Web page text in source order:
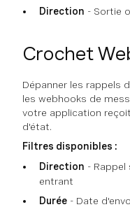
Direction - Sortie
Crochet
Dépanner les rappels
les webhooks de
votre application
d'état.
Filtres disponibles :
Direction -
entrant
Durée - Date